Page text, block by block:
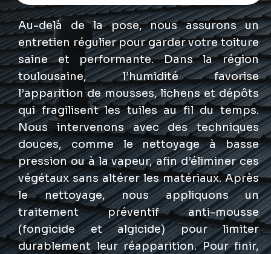
Au-delà de la pose, nous assurons un
entretien régulier pour garder votre toiture
saine et performante. Dans la région
toulousaine, l’humidité favorise
l’apparition de mousses, lichens et dépôts
qui fragilisent les tuiles au fil du temps.
Nous intervenons avec des techniques
douces, comme le nettoyage à basse
pression ou à la vapeur, afin d’éliminer ces
végétaux sans altérer les matériaux. Après
le nettoyage, nous appliquons un
traitement préventif anti-mousse
(fongicide et algicide) pour limiter
durablement leur réapparition. Pour finir,